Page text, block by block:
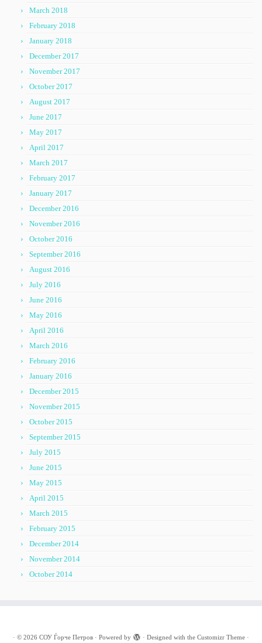
March 2018
February 2018
January 2018
December 2017
November 2017
October 2017
August 2017
June 2017
May 2017
April 2017
March 2017
February 2017
January 2017
December 2016
November 2016
October 2016
September 2016
August 2016
July 2016
June 2016
May 2016
April 2016
March 2016
February 2016
January 2016
December 2015
November 2015
October 2015
September 2015
July 2015
June 2015
May 2015
April 2015
March 2015
February 2015
December 2014
November 2014
October 2014
· © 2026 СОУ Ѓорче Петров · Powered by · Designed with the Customizr Theme ·